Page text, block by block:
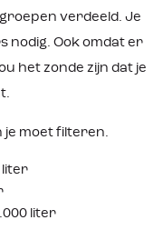
verdeeld. Je
nodig. Ook omdat er
het zonde zijn dat je
je moet filteren.
liter
liter